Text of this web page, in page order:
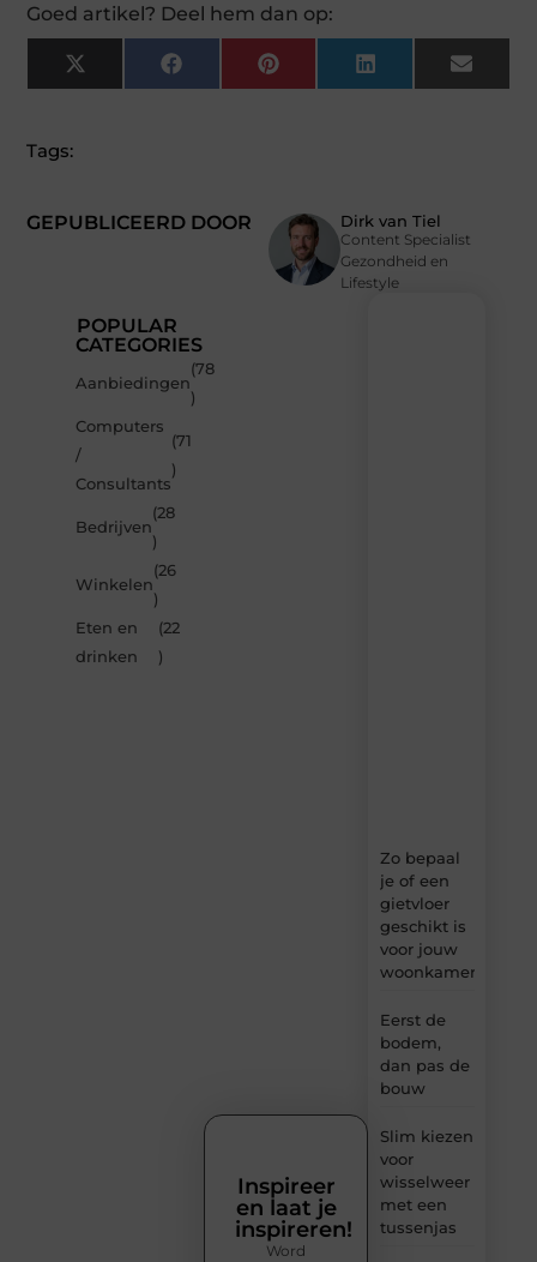
Goed artikel? Deel hem dan op:
X
(Twitter)
Facebook Pinterest LinkedIn Email
GEPUBLICEERD DOOR Dirk van Tiel
Content Specialist
Gezondheid en
Lifestyle
Tags:
POPULAR
CATEGORIES
Aanbiedingen
(78
)
Computers
/
Consultants
(71
)
Bedrijven
(28
)
Winkelen
(26
)
Eten en
drinken
(22
)
Zo bepaal
je of een
gietvloer
geschikt is
voor jouw
woonkamer
Eerst de
bodem,
dan pas de
bouw
Slim kiezen
voor
wisselweer
met een
tussenjas
Inspireer
en laat je
inspireren!
Word